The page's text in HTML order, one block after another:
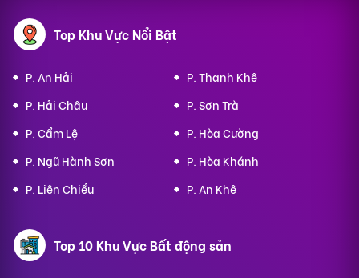
Top Khu Vực Nổi Bật
P. An Hải
P. Thanh Khê
P. Hải Châu
P. Sơn Trà
P. Cẩm Lệ
P. Hòa Cường
P. Ngũ Hành Sơn
P. Hòa Khánh
P. Liên Chiểu
P. An Khê
Top 10 Khu Vực Bất động sản